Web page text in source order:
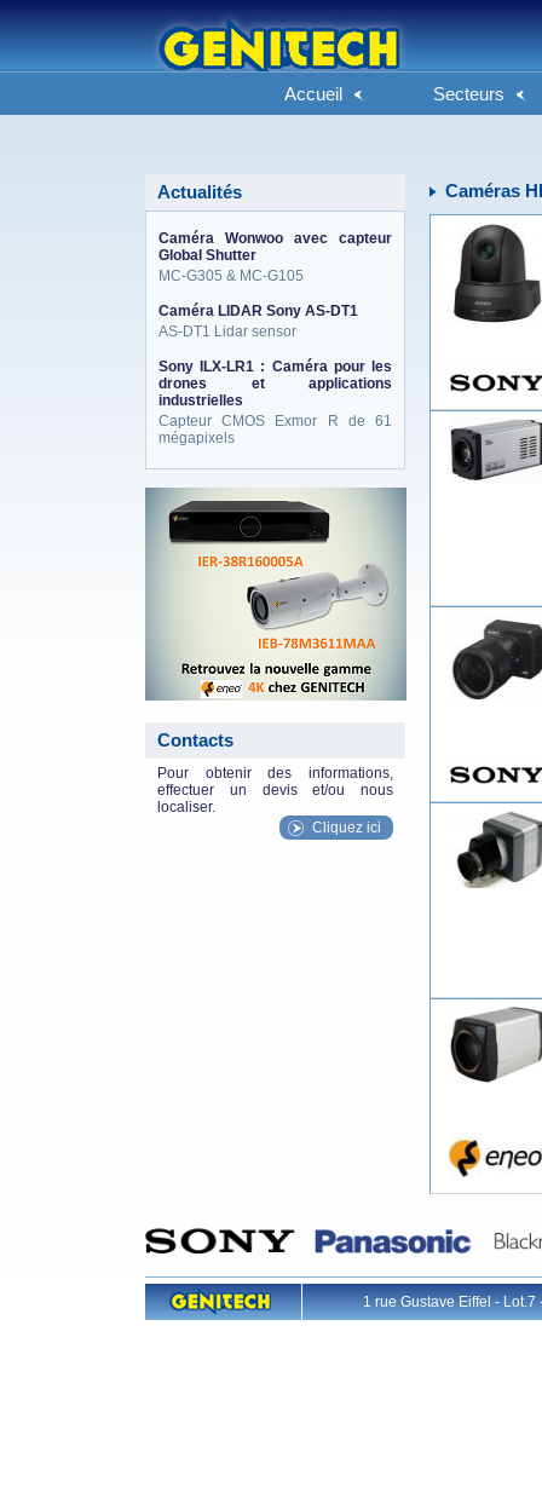
Accueil Secteurs
Actualités
Caméra Wonwoo avec capteur
Global Shutter
MC-G305 & MC-G105
Caméra LIDAR Sony AS-DT1
AS-DT1 Lidar sensor
Sony ILX-LR1 : Caméra pour les
drones et applications
industrielles
Capteur CMOS Exmor R de 61
mégapixels
Contacts
Pour obtenir des informations,
effectuer un devis et/ou nous
localiser.
Cliquez ici
Caméras
1 rue Gustave Eiffel -